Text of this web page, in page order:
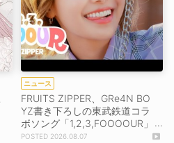
ニュース
FRUITS ZIPPER、GRe4N BO
YZ書き下ろしの東武鉄道コラ
ボソング「1,2,3,FOOOOUR」
をリリース＆MV公開！
2026.08.07